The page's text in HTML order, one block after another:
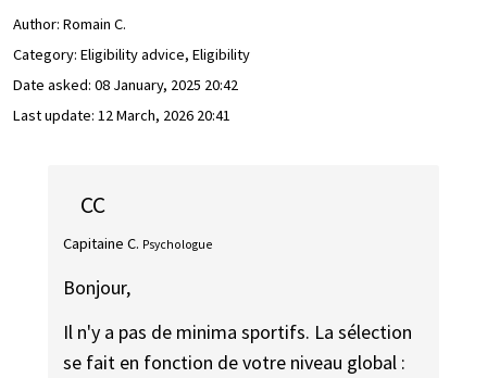
Author: Romain C.
Category: Eligibility advice, Eligibility
Date asked: 08 January, 2025 20:42
Last update: 12 March, 2026 20:41
CC
Capitaine C. Psychologue
Bonjour,
Il n'y a pas de minima sportifs. La sélection
se fait en fonction de votre niveau global :